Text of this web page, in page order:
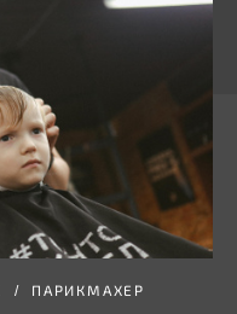
ПАРИКМАХЕР